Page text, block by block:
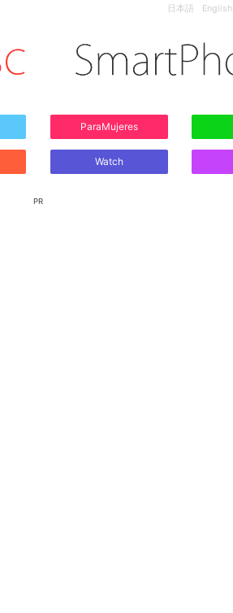
日本語 English
ParaMujeres
Watch
PR